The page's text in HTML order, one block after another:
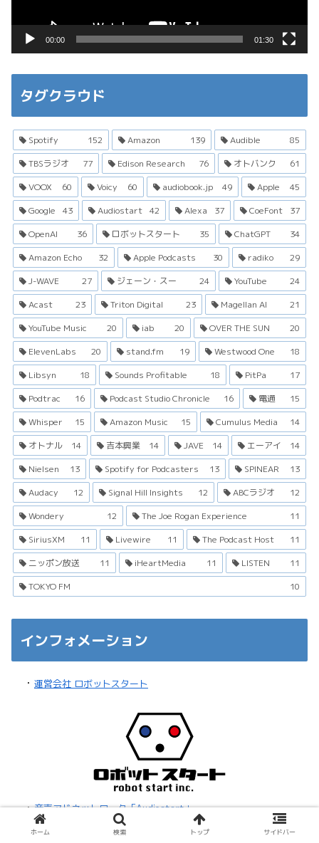
00:00 01:30
タグクラウド
Spotify 152 Amazon 139 Audible
85
TBSラジオ
77 Edison Research 76 オトバンク
61
VOOX
60 Voicy 60 audiobook.jp 49 Apple
45
Google
43 Audiostart 42 Alexa 37 CoeFont
37
OpenAI
36 ロボットスタート 35 ChatGPT
34
Amazon Echo
32 Apple Podcasts 30 radiko
29
J-WAVE
27 ジェーン・スー 24 YouTube
24
Acast
23 Triton Digital 23 Magellan AI
21
YouTube Music
20 iab 20 OVER THE SUN
20
ElevenLabs
20 stand.fm 19 Westwood One
18
Libsyn
18 Sounds Profitable 18 PitPa
17
Podtrac
16 Podcast Studio Chronicle 16 電通
15
Whisper
15 Amazon Music 15 Cumulus Media
14
オトナル
14 吉本興業 14 JAVE 14 エーアイ
14
Nielsen
13 Spotify for Podcasters 13 SPINEAR
13
Audacy
12 Signal Hill Insights 12 ABCラジオ
12
Wondery
12 The Joe Rogan Experience
11
SiriusXM
11 Livewire 11 The Podcast Host
11
ニッポン放送
11 iHeartMedia 11 LISTEN
11
TOKYO FM
10
インフォメーション
・ 運営会社 ロボットスタート
・音声アドネットワーク「Audiostart」
ホーム 検索 トップ サイドバー